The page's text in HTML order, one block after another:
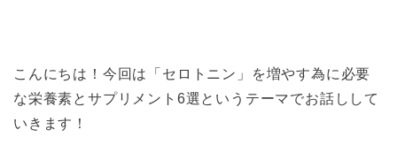
こんにちは！今回は「セロトニン」を増やす為に必要
な栄養素とサプリメント6選というテーマでお話しして
いきます！